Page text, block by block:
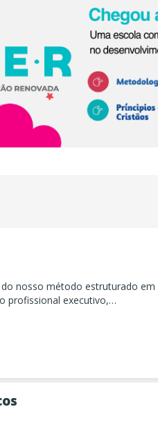
nosso método estruturado em
profissional executivo,
de decisões.